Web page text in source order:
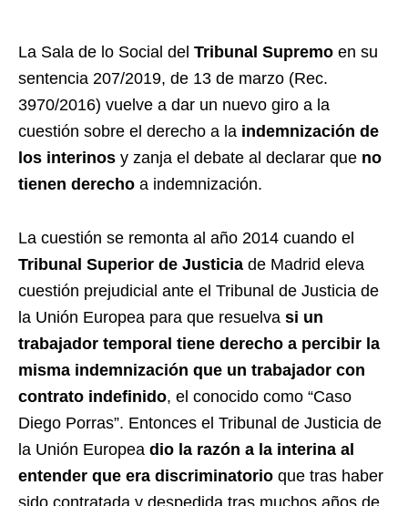
La Sala de lo Social del Tribunal Supremo en su
sentencia 207/2019, de 13 de marzo (Rec.
3970/2016) vuelve a dar un nuevo giro a la
cuestión sobre el derecho a la indemnización de
los interinos y zanja el debate al declarar que no
tienen derecho a indemnización.
La cuestión se remonta al año 2014 cuando el
Tribunal Superior de Justicia de Madrid eleva
cuestión prejudicial ante el Tribunal de Justicia de
la Unión Europea para que resuelva si un
trabajador temporal tiene derecho a percibir la
misma indemnización que un trabajador con
contrato indefinido, el conocido como “Caso
Diego Porras”. Entonces el Tribunal de Justicia de
la Unión Europea dio la razón a la interina al
entender que era discriminatorio que tras haber